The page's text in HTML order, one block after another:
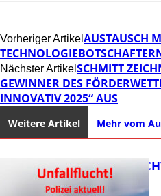
Vorheriger Artikel AUSTAUSCH
Nächster Artikel SCHMITT
GEWINNER DES
INNOVATIV 2025“ AUS
Weitere Artikel Mehr vom